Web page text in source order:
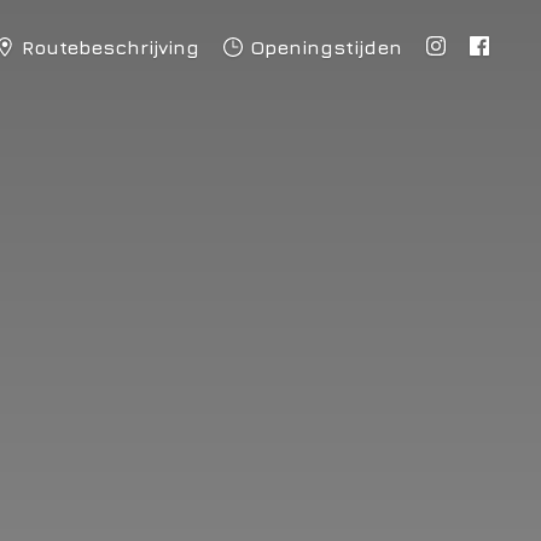
Routebeschrijving Openingstijden